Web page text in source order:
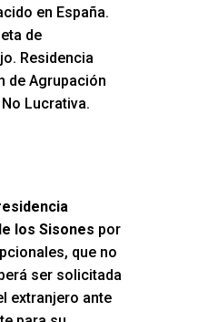
en España.
de
Residencia
de Agrupación
Lucrativa.
los Sisones por
que no
ser solicitada
extranjero ante